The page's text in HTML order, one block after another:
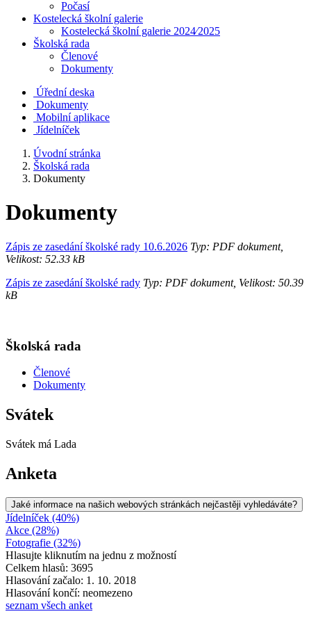
Počasí
Kostelecká školní galerie
Kostelecká školní galerie 2024⁄2025
Školská rada
Členové
Dokumenty
Úřední deska
Dokumenty
Mobilní aplikace
Jídelníček
Úvodní stránka
Školská rada
Dokumenty
Dokumenty
Zápis ze zasedání školské rady 10.6.2026 Typ: PDF dokument,
Velikost: 52.33 kB
Zápis ze zasedání školské rady Typ: PDF dokument, Velikost: 50.39
kB
Školská rada
Členové
Dokumenty
Svátek
Svátek má Lada
Anketa
Jaké informace na našich webových stránkách nejčastěji vyhledáváte?
Jídelníček (40%)
Akce (28%)
Fotografie (32%)
Hlasujte kliknutím na jednu z možností
Celkem hlasů: 3695
Hlasování začalo: 1. 10. 2018
Hlasování končí: neomezeno
seznam všech anket